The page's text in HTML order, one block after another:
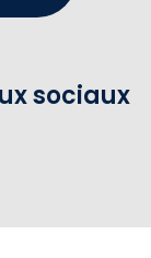
sociaux